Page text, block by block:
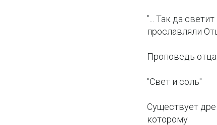
"... Так да
прославляли
Проповедь
"Свет и соль"
Существует
которому